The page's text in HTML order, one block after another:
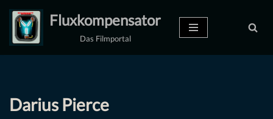
Zum
Inhalt
Fluxkompensator
Das Filmportal
Darius Pierce